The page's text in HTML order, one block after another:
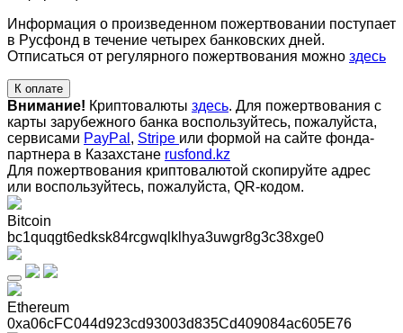
Информация о произведенном пожертвовании поступает
в Русфонд в течение четырех банковских дней.
Отписаться от регулярного пожертвования можно здесь
К оплате
Внимание! Криптовалюты здесь. Для пожертвования с
карты зарубежного банка воспользуйтесь, пожалуйста,
сервисами PayPal , Stripe или формой на сайте фонда-
партнера в Казахстане rusfond.kz
Для пожертвования криптовалютой скопируйте адрес
или воспользуйтесь, пожалуйста, QR-кодом.
Bitcoin
bc1quqgt6edksk84rcgwqlklhya3uwgr8g3c38xge0
Ethereum
0xa06cFC044d923cd93003d835Cd409084ac605E76